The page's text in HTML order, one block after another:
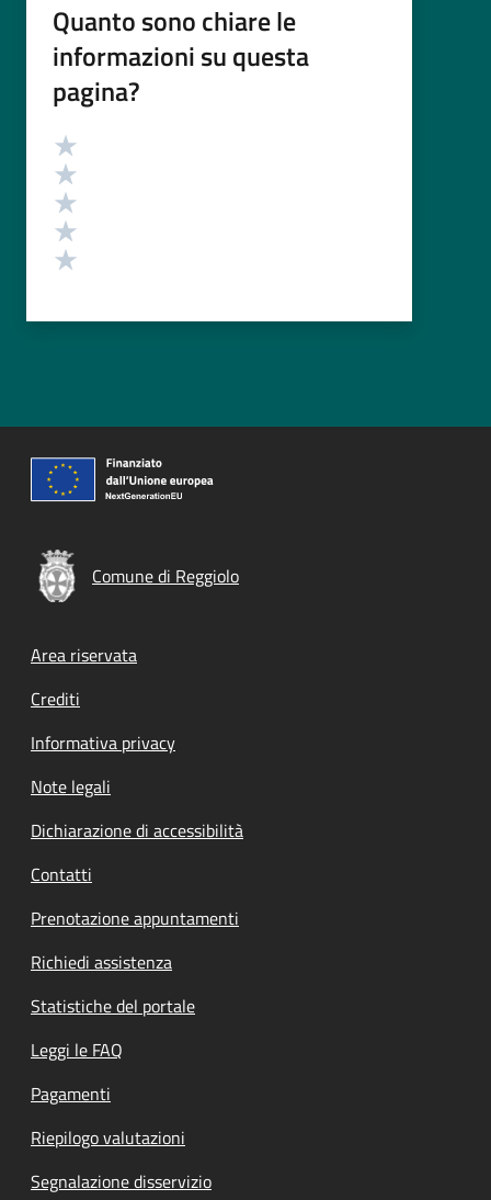
Quanto sono chiare le
informazioni su questa
pagina?
Valutazione
Comune di Reggiolo
Footer menu
Area riservata
Crediti
Informativa privacy
Note legali
Dichiarazione di accessibilità
Contatti
Prenotazione appuntamenti
Richiedi assistenza
Statistiche del portale
Leggi le FAQ
Pagamenti
Riepilogo valutazioni
Segnalazione disservizio